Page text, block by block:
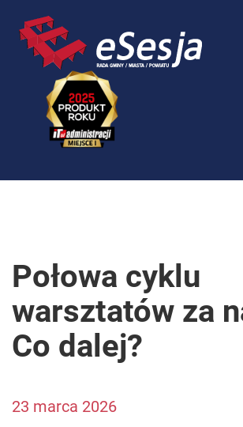
Połowa cyklu
warsztatów za
Co dalej?
23 marca 2026